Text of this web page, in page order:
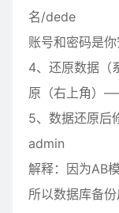
名/dede
账号和密码是
4、还原数据
原（右上角）
5、数据还原后
admin
解释：因为AB
所以数据库备